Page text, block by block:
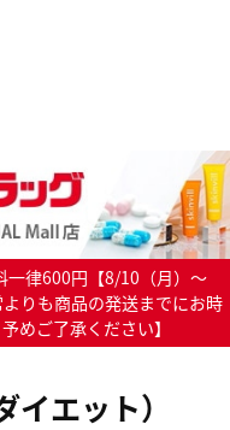
一律600円【8/10（月）～
りも商品の発送までにお時
めご了承ください】
エット）